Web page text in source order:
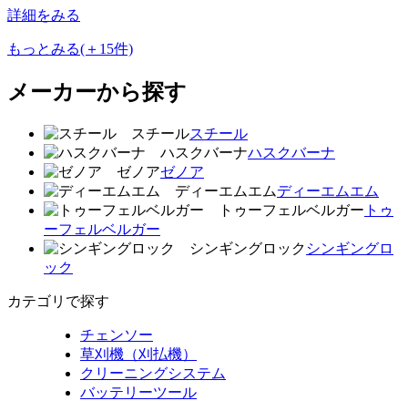
詳細をみる
もっとみる(＋15件)
メーカーから探す
スチールスチール
ハスクバーナハスクバーナ
ゼノアゼノア
ディーエムエムディーエムエム
トゥーフェルベルガー トゥ
ーフェルベルガー
シンギングロック シンギングロ
ック
カテゴリで探す
チェンソー
草刈機（刈払機）
クリーニングシステム
バッテリーツール